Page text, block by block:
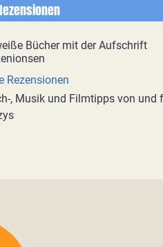
Rezensionen
, Musik und Filmtipps von und